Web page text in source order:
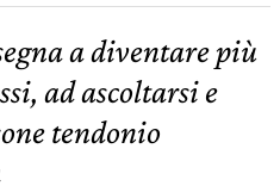
a diventare più
ad ascoltarsi e
tendonio